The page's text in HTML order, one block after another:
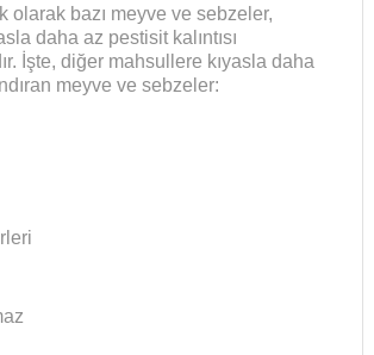
olarak bazı meyve ve sebzeler,
daha az pestisit kalıntısı
İşte, diğer mahsullere kıyasla daha
meyve ve sebzeler: